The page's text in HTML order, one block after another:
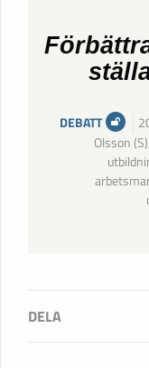
DEBATT
Olsson